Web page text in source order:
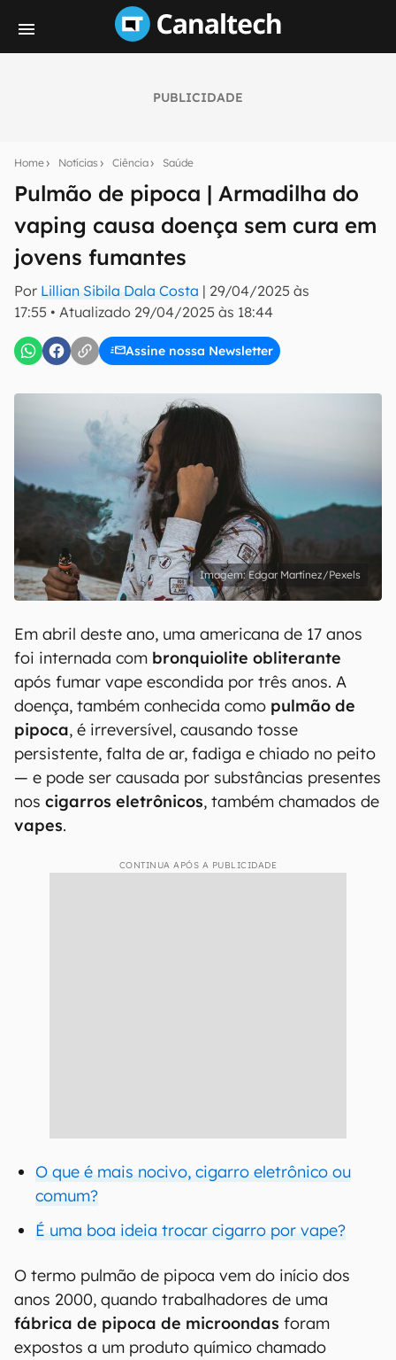
PUBLICIDADE
Home Notícias Ciência Saúde
Pulmão de pipoca | Armadilha do
vaping causa doença sem cura em
jovens fumantes
Por Lillian Sibila Dala Costa | 29/04/2025 às
17:55 • Atualizado 29/04/2025 às 18:44
Assine nossa Newsletter
notícias e reviews sobre tecnologia em primeira
mão.
E-mail
inscreva-se
Confirmo que li, aceito e concordo com os Termos de
Uso e Política de Privacidade do Canaltech.
Edgar Martínez/Pexels
Em abril deste ano, uma americana de 17 anos
foi internada com bronquiolite obliterante
após fumar vape escondida por três anos. A
doença, também conhecida como pulmão de
pipoca, é irreversível, causando tosse
persistente, falta de ar, fadiga e chiado no peito
— e pode ser causada por substâncias presentes
nos cigarros eletrônicos, também chamados de
vapes.
CONTINUA APÓS A PUBLICIDADE
O que é mais nocivo, cigarro eletrônico ou
comum?
É uma boa ideia trocar cigarro por vape?
O termo pulmão de pipoca vem do início dos
anos 2000, quando trabalhadores de uma
fábrica de pipoca de microondas foram
expostos a um produto químico chamado